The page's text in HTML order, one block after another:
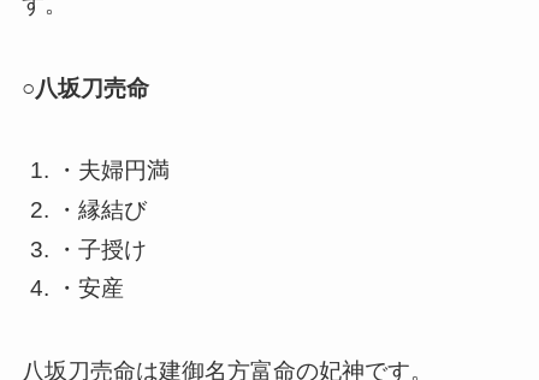
○八坂刀売命
・夫婦円満
・縁結び
・子授け
・安産
八坂刀売命は建御名方富命の妃神です。